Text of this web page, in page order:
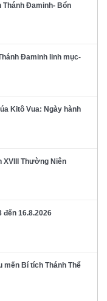
Thánh Đaminh- Bổn
Đaminh linh mục-
Kitô Vua: Ngày hành
XVIII Thường Niên
đến 16.8.2026
mến Bí tích Thánh Thể